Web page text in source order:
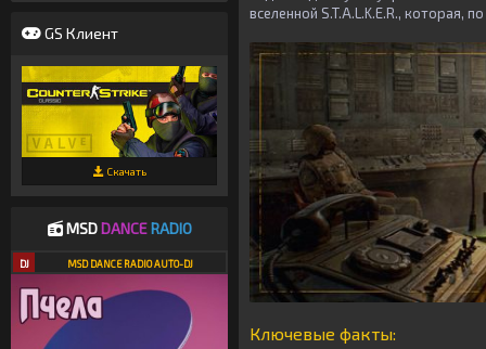
GS Клиент
Скачать
MSDDANCE RADIO
DJ MSD DANCE RADIO AUTO-DJ
вселенной S.T.A.L.K.E.R., которая,
Ключевые факты: